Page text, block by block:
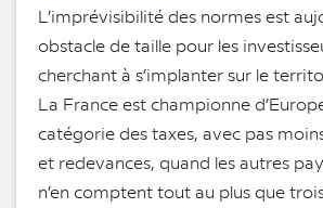
L’imprévisibilité des normes est
obstacle de taille pour les
cherchant à s’implanter sur le
La France est championne
catégorie des taxes, avec pas
et redevances, quand les autres
n’en comptent tout au plus que